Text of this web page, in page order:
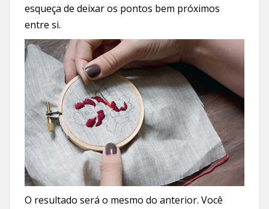
esqueça de deixar os pontos bem próximos
entre si.
O resultado será o mesmo do anterior. Você